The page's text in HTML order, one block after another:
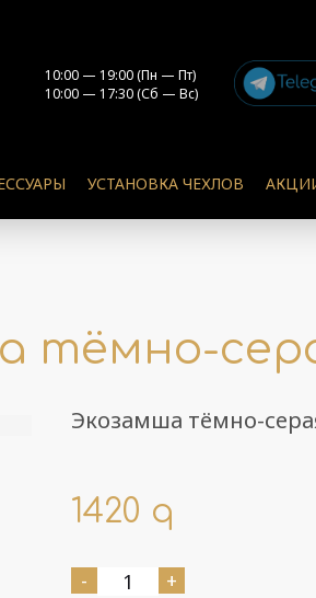
10:00 — 19:00 (Пн — Пт)
10:00 — 17:30 (Сб — Вс)
УСТАНОВКА ЧЕХЛОВ
тёмно-
Экозамша тёмно-
1420 q
- +